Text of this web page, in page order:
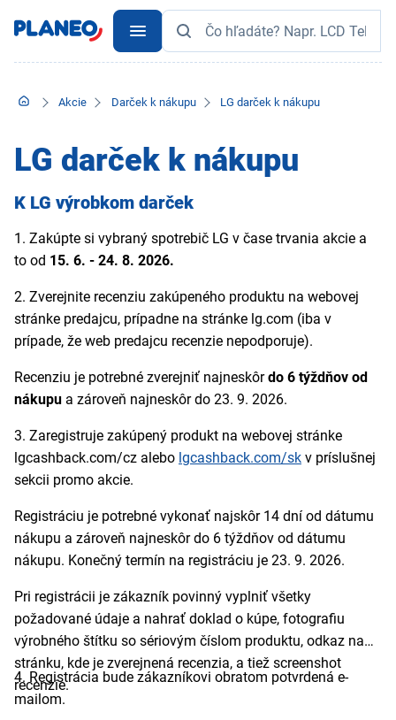
Akcie Darček k nákupu LG darček k nákupu
LG darček k nákupu
K LG výrobkom darček
1. Zakúpte si vybraný spotrebič LG v čase trvania akcie a
to od 15. 6. - 24. 8. 2026.
2. Zverejnite recenziu zakúpeného produktu na webovej
stránke predajcu, prípadne na stránke lg.com (iba v
prípade, že web predajcu recenzie nepodporuje).
Recenziu je potrebné zverejniť najneskôrdo 6 týždňov od
nákupu a zároveň najneskôr do 23. 9. 2026.
3. Zaregistruje zakúpený produkt na webovej stránke
lgcashback.com/cz alebo lgcashback.com/sk v príslušnej
sekcii promo akcie.
Registráciu je potrebné vykonať najskôr 14 dní od dátumu
nákupu a zároveň najneskôr do 6 týždňov od dátumu
nákupu. Konečný termín na registráciu je 23. 9. 2026.
Pri registrácii je zákazník povinný vyplniť všetky
požadované údaje a nahrať doklad o kúpe, fotografiu
výrobného štítku so sériovým číslom produktu, odkaz na
stránku, kde je zverejnená recenzia, a tiež screenshot
recenzie.
4. Registrácia bude zákazníkovi obratom potvrdená e-
mailom.